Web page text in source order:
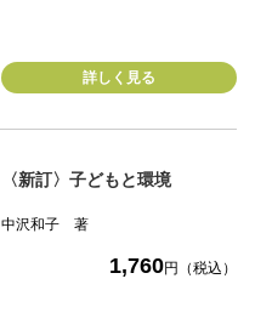
詳しく見る
〈新訂〉子どもと環境
中沢和子 著
1,760円（税込）